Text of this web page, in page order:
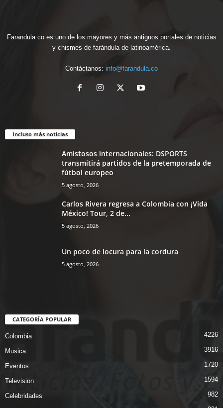
Farandula.co es uno de los mayores y más antiguos portales de noticias
y chismes de farándula de latinoamérica.
Contáctanos: info@farandula.co
Incluso más noticias
Amistosos internacionales: DSPORTS
transmitirá partidos de la pretemporada de
fútbol europeo
5 agosto, 2026
Carlos Rivera regresa a Colombia con ¡Vida
México! Tour, 2 de...
5 agosto, 2026
Un poco de locura para la cordura
5 agosto, 2026
CATEGORÍA POPULAR
Colombia 4226
Musica 3916
Eventos 1720
Television 1594
Celebridades 982